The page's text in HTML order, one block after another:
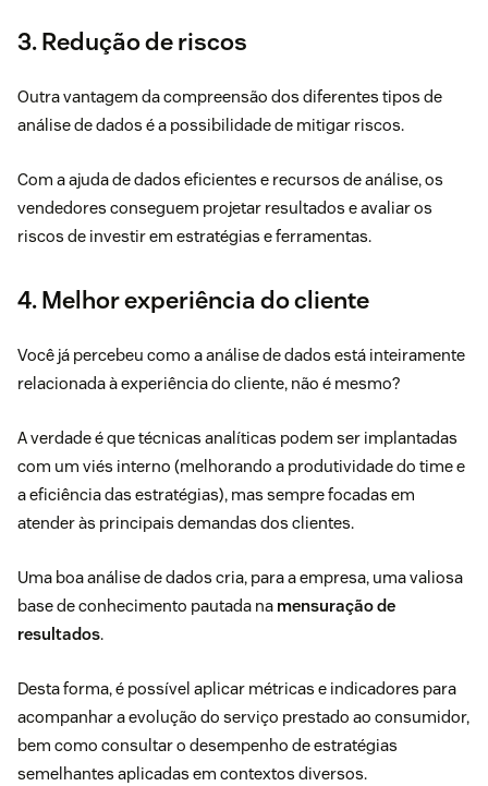
3. Redução de riscos
Outra vantagem da compreensão dos diferentes tipos de
análise de dados é a possibilidade de mitigar riscos.
Com a ajuda de dados eficientes e recursos de análise, os
vendedores conseguem projetar resultados e avaliar os
riscos de investir em estratégias e ferramentas.
4. Melhor experiência do cliente
Você já percebeu como a análise de dados está inteiramente
relacionada à experiência do cliente, não é mesmo?
A verdade é que técnicas analíticas podem ser implantadas
com um viés interno (melhorando a produtividade do time e
a eficiência das estratégias), mas sempre focadas em
atender às principais demandas dos clientes.
Uma boa análise de dados cria, para a empresa, uma valiosa
base de conhecimento pautada na mensuração de
resultados.
Desta forma, é possível aplicar métricas e indicadores para
acompanhar a evolução do serviço prestado ao consumidor,
bem como consultar o desempenho de estratégias
semelhantes aplicadas em contextos diversos.